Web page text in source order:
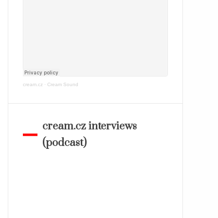
cream.cz · Cream Sound
cream.cz interviews
(podcast)